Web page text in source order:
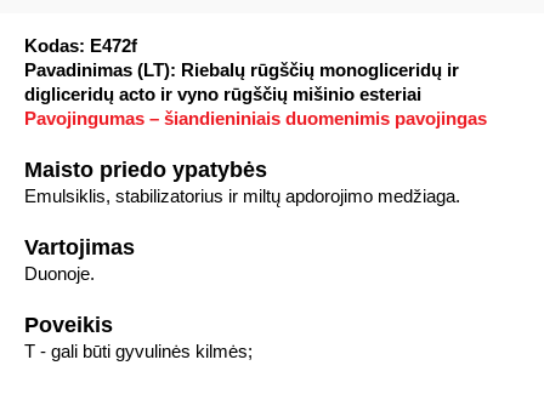
Kodas: E472f
Pavadinimas (LT): Riebalų rūgščių monogliceridų ir
digliceridų acto ir vyno rūgščių mišinio esteriai
Pavojingumas – šiandieniniais duomenimis pavojingas
Maisto priedo ypatybės
Emulsiklis, stabilizatorius ir miltų apdorojimo medžiaga.
Vartojimas
Duonoje.
Poveikis
T - gali būti gyvulinės kilmės;